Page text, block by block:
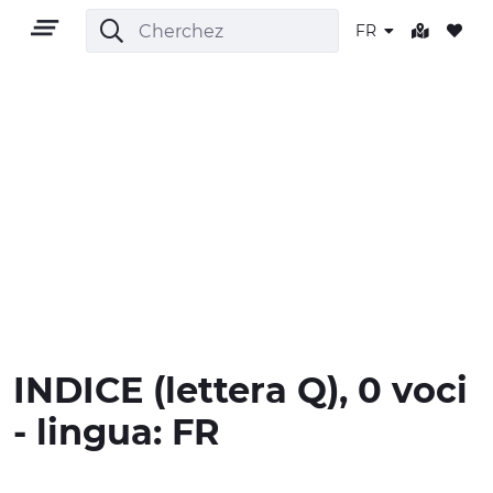
FR
CULTURE
INDICE (lettera Q), 0 voci
- lingua: FR